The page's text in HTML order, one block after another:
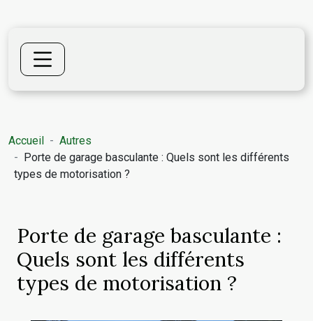
Accueil
Autres
Porte de garage basculante : Quels sont les différents
types de motorisation ?
Porte de garage basculante :
Quels sont les différents
types de motorisation ?